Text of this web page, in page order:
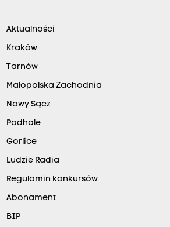
Aktualności
Kraków
Tarnów
Małopolska Zachodnia
Nowy Sącz
Podhale
Gorlice
Ludzie Radia
Regulamin konkursów
Abonament
BIP